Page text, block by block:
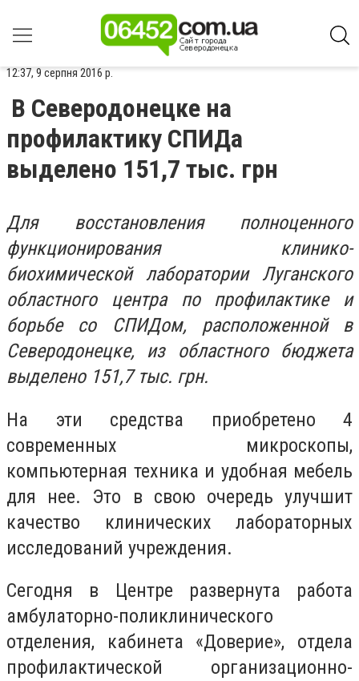
12:37, 9 серпня 2016 р.
В Северодонецке на
профилактику СПИДа
выделено 151,7 тыс. грн
Для восстановления полноценного
функционирования клинико-
биохимической лаборатории Луганского
областного центра по профилактике и
борьбе со СПИДом, расположенной в
Северодонецке, из областного бюджета
выделено 151,7 тыс. грн.
На эти средства приобретено 4
современных микроскопы,
компьютерная техника и удобная мебель
для нее. Это в свою очередь улучшит
качество клинических лабораторных
исследований учреждения.
Сегодня в Центре развернута работа
амбулаторно-поликлинического
отделения, кабинета «Доверие», отдела
профилактической организационно-